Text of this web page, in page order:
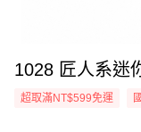
1028 匠人系迷
超取滿NT$599免運